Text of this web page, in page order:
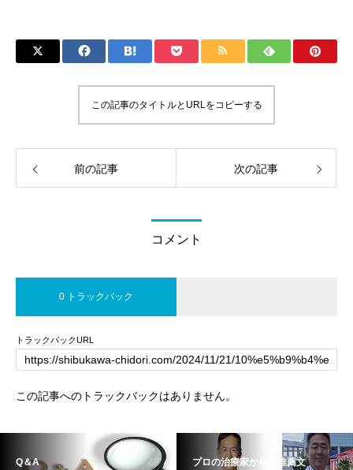
この記事のタイトルとURLをコピーする
前の記事 次の記事
コメント
0 トラックバック
トラックバックURL
この記事へのトラックバックはありません。
Q＆A プロの治療家からの推薦文